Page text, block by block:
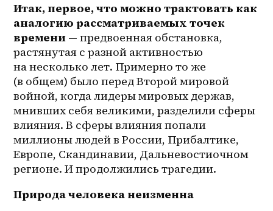
Итак, первое, что можно трактовать как
аналогию рассматриваемых точек
времени — предвоенная обстановка,
растянутая с разной активностью
на несколько лет. Примерно то же
(в общем) было перед Второй мировой
войной, когда лидеры мировых держав,
мнивших себя великими, разделили сферы
влияния. В сферы влияния попали
миллионы людей в России, Прибалтике,
Европе, Скандинавии, Дальневостиочном
регионе. И продолжились трагедии.
Природа человека неизменна